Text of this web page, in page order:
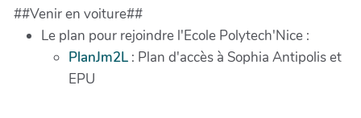
##Venir en voiture##
Le plan pour rejoindre l'Ecole Polytech'Nice :
PlanJm2L : Plan d'accès à Sophia Antipolis et
EPU